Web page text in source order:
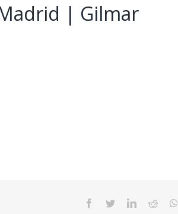
| Gilmar
Facebook
TwitterLinkedIn
Reddit